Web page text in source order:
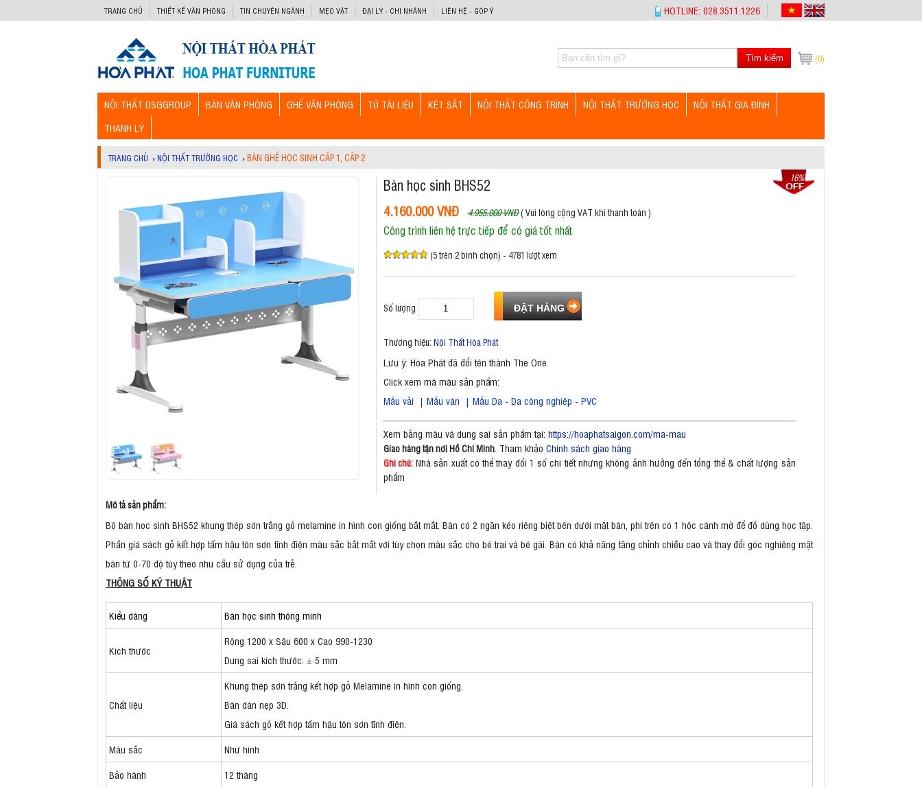
TRANG CHỦ THIẾT KẾ VĂN PHÒNG TIN CHUYÊN NGÀNH MẸO VẶT ĐẠI LÝ - CHI NHÁNH LIÊN HỆ - GÓP Ý HOTLINE: 028.3511.1226
(0)
Tìm kiếm
NỘI THẤT DSGGROUP BÀN VĂN PHÒNG GHẾ VĂN PHÒNG TỦ TÀI LIỆU KÉT SẮT NỘI THẤT CÔNG TRÌNH NỘI THẤT TRƯỜNG HỌC
NỘI THẤT GIA ĐÌNH
THANH LÝ
TRANG CHỦ › NỘI THẤT TRƯỜNG HỌC ›BÀN GHẾ HỌC SINH CẤP 1, CẤP 2
Bàn học sinh BHS52
4.160.000 VNĐ 4.955.000 VNĐ
16%
( Vui lòng cộng VAT khi thanh toán )
Công trình liên hệ trực tiếp để có giá tốt nhất
(5 trên 2 bình chọn) - 4781 lượt xem
Số lượng
Thương hiệu: Nội Thất Hòa Phát
Lưu ý: Hòa Phát đã đổi tên thành The One
Click xem mã màu sản phẩm:
Mẫu vải | Mẫu ván | Mẫu Da - Da công nghiệp - PVC
Xem bảng màu và dung sai sản phẩm tại: https://hoaphatsaigon.com/ma-mau
Giao hàng tận nơi Hồ Chí Minh. Tham khảo Chính sách giao hàng
Ghi chú:Nhà sản xuất có thể thay đổi 1 số chi tiết nhưng không ảnh hưởng đến tổng thể & chất lượng sản
phẩm
Mô tả sản phẩm:
Bộ bàn học sinh BHS52 khung thép sơn trắng gỗ melamine in hình con giống bắt mắt. Bàn có 2 ngăn kéo riêng biệt bên dưới mặt bàn, phí trên có 1 hộc cánh mở để đồ dùng học tập.
Phần giá sách gỗ kết hợp tấm hậu tôn sơn tĩnh điện màu sắc bắt mắt với tùy chọn màu sắc cho bé trai và bé gái. Bàn có khả năng tăng chỉnh chiều cao và thay đổi góc nghiêng mặt
bàn từ 0-70 độ tùy theo nhu cầu sử dụng của trẻ.
THÔNG SỐ KỸ THUẬT
Kiểu dáng Bàn học sinh thông minh
Kích thước
Rộng 1200 x Sâu 600 x Cao 990-1230
Dung sai kích thước: ± 5 mm
Chất liệu
Khung thép sơn trắng kết hợp gỗ Melamine in hình con giống.
Bàn dán nẹp 3D.
Giá sách gỗ kết hợp tấm hậu tôn sơn tĩnh điện.
Màu sắc
Như hình
Bảo hành
12 tháng